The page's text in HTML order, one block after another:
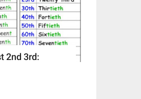
2nd 3rd: